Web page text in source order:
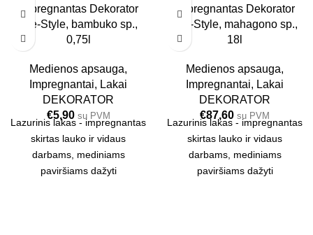
impregnantas Dekorator
Life-Style, bambuko sp.,
0,75l
Medienos apsauga,
Impregnantai, Lakai
DEKORATOR
€5,90 su PVM
Lazurinis lakas - impregnantas
skirtas lauko ir vidaus
darbams, mediniams
paviršiams dažyti
impregnantas Dekorator
Life-Style, mahagono sp.,
18l
Medienos apsauga,
Impregnantai, Lakai
DEKORATOR
€87,60 su PVM
Lazurinis lakas - impregnantas
skirtas lauko ir vidaus
darbams, mediniams
paviršiams dažyti